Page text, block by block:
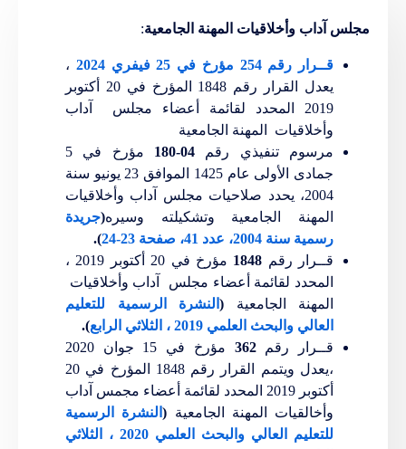
مجلس آداب وأخلاقيات المهنة الجامعية:
قــرار رقم254مؤرخ في 25 فيفري 2024
،
يعدل القرار رقم 1848 المؤرخ في 20 أكتوبر
2019 المحدد لقائمة أعضاء مجلس آداب
وأخلاقيات المهنة الجامعية
مرسوم تنفيذي رقم
04-180
جمادى الأولى عام 1425 الموافق 23 يونيو سنة
2004، يحدد صلاحيات مجلس آداب وأخلاقيات
المهنة الجامعية وتشكيلته وسيره (جريدة
رسمية سنة 2004، عدد 41، صفحة 23-24
).
قــرار رقم 1848
مؤرخ في 20 أكتوبر 2019 ،
المحدد لقائمة أعضاء مجلس آداب وأخلاقيات
المهنة الجامعية
النشرة الرسمية للتعليم
العالي والبحث العلمي 2019 ، الثلاثي الرابع
).
قــرار رقم
362
مؤرخ في 15 جوان 2020
،يعدل ويتمم القرار رقم 1848 المؤرخ في 20
أكتوبر 2019 المحدد لقائمة أعضاء مجمس آداب
وأخالقيات المهنة الجامعية النشرة الرسمية
للتعليم العالي والبحث العلمي 2020 ، الثلاثي